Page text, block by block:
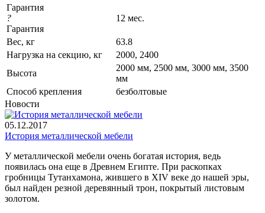
Гарантия
?
Гарантия
12 мес.
Вес, кг
63.8
Нагрузка на секцию, кг
2000, 2400
Высота
2000 мм, 2500 мм, 3000 мм, 3500
мм
Cпособ крепления
безболтовые
Новости
05.12.2017
История металлической мебели
У металлической мебели очень богатая история, ведь
появилась она еще в Древнем Египте. При раскопках
гробницы Тутанхамона, жившего в XIV веке до нашей эры,
был найден резной деревянный трон, покрытый листовым
золотом.